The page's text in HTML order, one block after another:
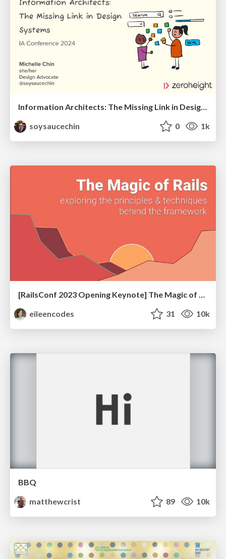
soysaucechin
0 1k
[RailsConf 2023 Opening Keynote] The Magic of Rails
eileencodes
31 10k
BBQ
matthewcrist
89 10k